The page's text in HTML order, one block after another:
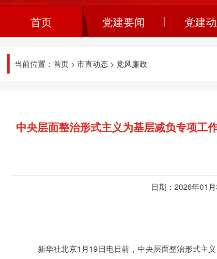
首页 党建要闻 党建
当前位置： 首页 > 市直动态 > 党风廉政
中央层面整治形式主义为基层减负专项工
日期：2026年
新华社北京1月19日电日前，中央层面整治形式主义